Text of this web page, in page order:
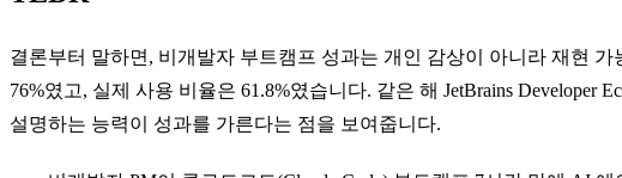
결론부터 말하면, 비개발자 부트캠프 성과는 개인 감상이 아니라 재현
76%였고, 실제 사용 비율은 61.8%였습니다. 같은 해 JetBrains Developer
설명하는 능력이 성과를 가른다는 점을 보여줍니다.